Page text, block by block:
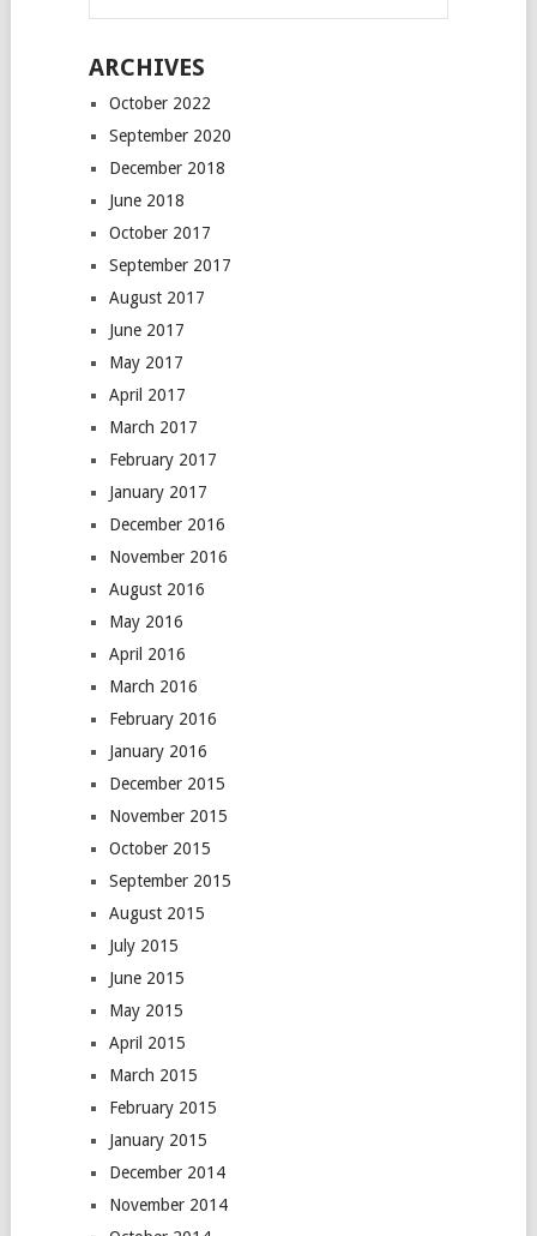
ARCHIVES
October 2022
September 2020
December 2018
June 2018
October 2017
September 2017
August 2017
June 2017
May 2017
April 2017
March 2017
February 2017
January 2017
December 2016
November 2016
August 2016
May 2016
April 2016
March 2016
February 2016
January 2016
December 2015
November 2015
October 2015
September 2015
August 2015
July 2015
June 2015
May 2015
April 2015
March 2015
February 2015
January 2015
December 2014
November 2014